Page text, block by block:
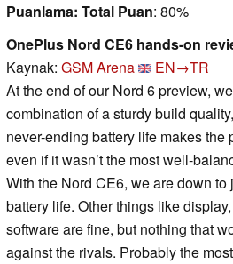
Puanlama: Total Puan: 80%
OnePlus Nord CE6 hands-on
Kaynak: GSM Arena
EN→TR
At the end of our Nord 6 preview,
combination of a sturdy build
never-ending battery life makes the
even if it wasn’t the most well-
With the Nord CE6, we are down
battery life. Other things like
software are fine, but nothing that
against the rivals. Probably the